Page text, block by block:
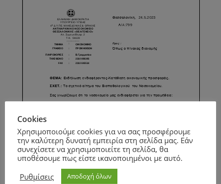
Cookies
Χρησιμοποιούμε cookies για να σας προσφέρουμε
την καλύτερη δυνατή εμπειρία στη σελίδα μας. Εάν
συνεχίσετε να χρησιμοποιείτε τη σελίδα, θα
υποθέσουμε πως είστε ικανοποιημένοι με αυτό.
Ρυθμίσεις
Αποδοχή όλων